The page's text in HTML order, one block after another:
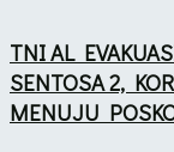
TNI AL
SENTOSA 2,
MENUJU